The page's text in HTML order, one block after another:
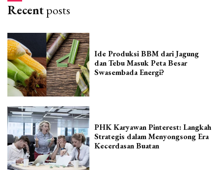
Recentposts
Ide Produksi BBM dari Jagung
dan Tebu Masuk Peta Besar
Swasembada Energi?
PHK Karyawan Pinterest: Langkah
Strategis dalam Menyongsong Era
Kecerdasan Buatan